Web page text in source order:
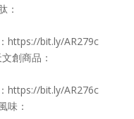
：
https://bit.ly/AR279c
創商品：
https://bit.ly/AR276c
味：